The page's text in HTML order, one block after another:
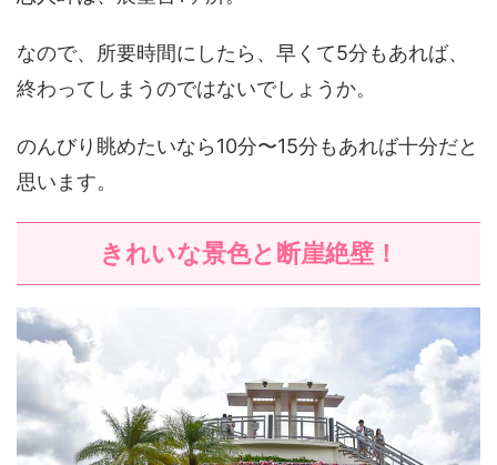
なので、所要時間にしたら、早くて5分もあれば、
終わってしまうのではないでしょうか。
のんびり眺めたいなら10分〜15分もあれば十分だと
思います。
きれいな景色と断崖絶壁！